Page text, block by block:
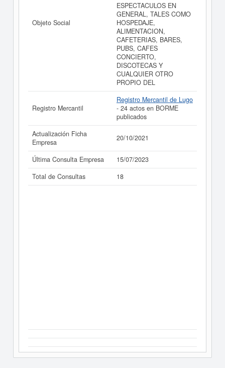
realizado el 20/10/2021.
Objeto Social
ESPECTACULOS EN
GENERAL, TALES COMO
HOSPEDAJE,
ALIMENTACION,
CAFETERIAS, BARES,
PUBS, CAFES
CONCIERTO,
DISCOTECAS Y
CUALQUIER OTRO
PROPIO DEL
Registro Mercantil
Registro Mercantil de Lugo
- 24 actos en BORME
publicados
Actualización Ficha
Empresa
20/10/2021
Última Consulta Empresa
15/07/2023
Total de Consultas
18